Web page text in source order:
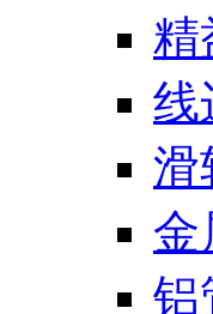
精
线
滑
金
铝